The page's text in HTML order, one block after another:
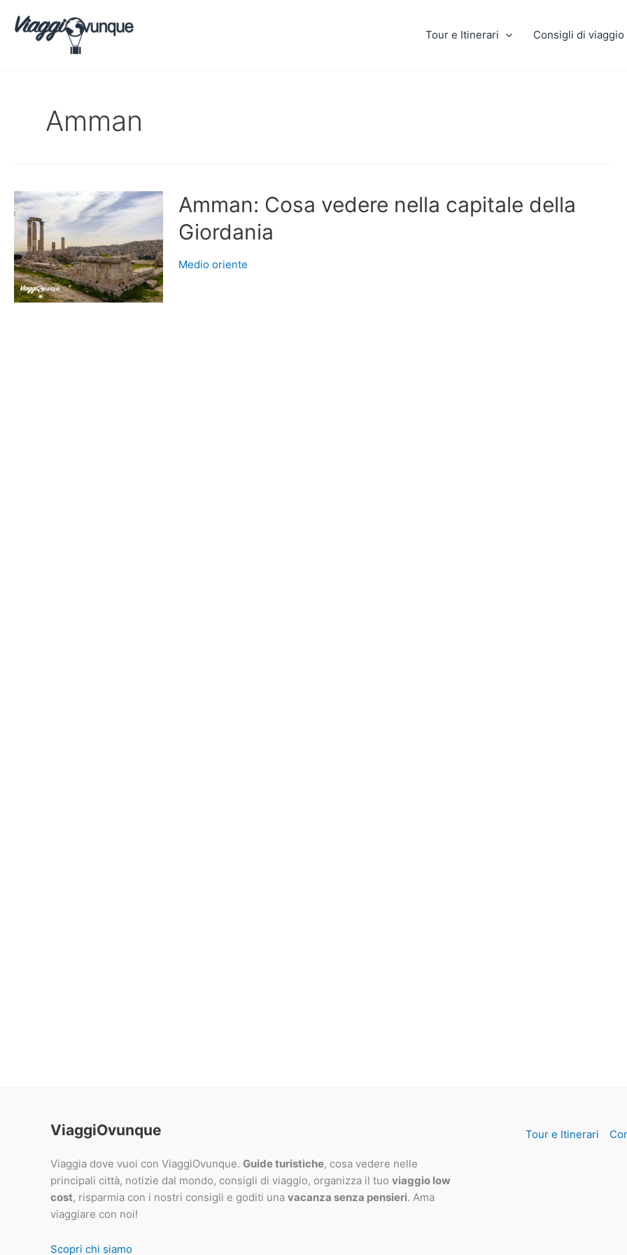
contenuto
Tour e Itinerari Consigli di viaggio
Amman
Amman: Cosa vedere nella capitale della
Giordania
Medio oriente
ViaggiOvunque
Viaggia dove vuoi con ViaggiOvunque. Guide turistiche, cosa vedere nelle
principali città, notizie dal mondo, consigli di viaggio, organizza il tuo viaggio low
cost, risparmia con i nostri consigli e goditi una vacanza senza pensieri. Ama
viaggiare con noi!
Scopri chi siamo
Tour e Itinerari